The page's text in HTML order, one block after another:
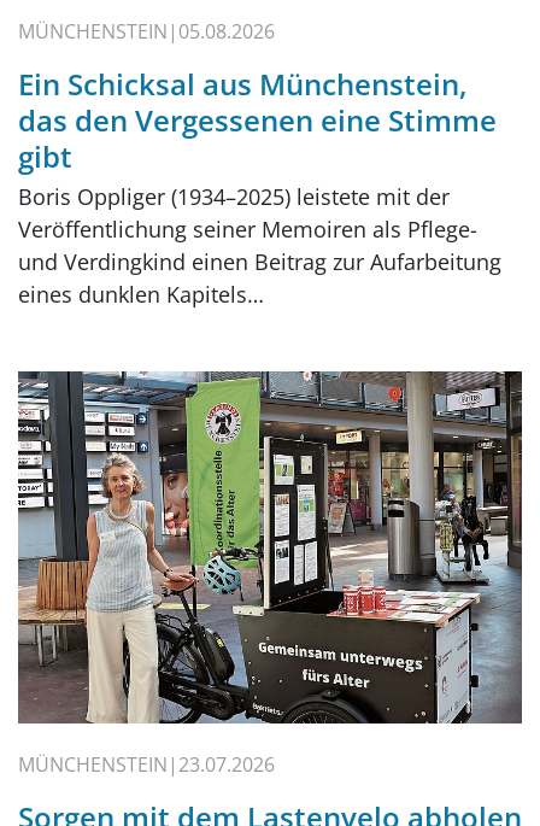
MÜNCHENSTEIN 05.08.2026
Ein Schicksal aus Münchenstein,
das den Vergessenen eine Stimme
gibt
Boris Oppliger (1934–2025) leistete mit der
Veröffentlichung seiner Memoiren als Pflege-
und Verdingkind einen Beitrag zur Aufarbeitung
eines dunklen Kapitels…
MÜNCHENSTEIN 23.07.2026
Sorgen mit dem Lastenvelo abholen